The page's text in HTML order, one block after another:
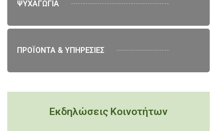
ΨΥΧΑΓΩΓΙΑ
ΠΡΟΪΟΝΤΑ & ΥΠΗΡΕΣΙΕΣ
Εκδηλώσεις Κοινοτήτων